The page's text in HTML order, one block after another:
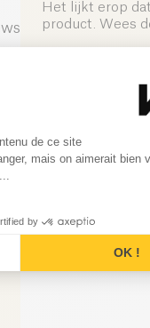
Het lijkt erop
product. Wees
de ce site
mais on aimerait bien
by
OK !
consent